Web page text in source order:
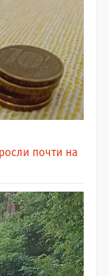
почти на